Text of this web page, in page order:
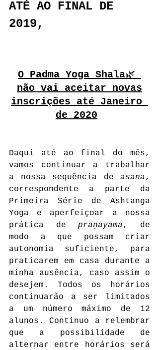
ATÉ AO FINAL DE
2019,
O Padma Yoga Shala🌿
não vai aceitar novas
inscrições até Janeiro
de 2020
Daqui até ao final do mês,
vamos continuar a trabalhar
a nossa sequência de āsana,
correspondente a parte da
Primeira Série de Ashtanga
Yoga e aperfeiçoar a nossa
prática de prāṇāyāma, de
modo a que possam criar
autonomia suficiente, para
praticarem em casa durante a
minha ausência, caso assim o
desejem. Todos os horários
continuarão a ser limitados
a um número máximo de 12
alunos. Continuo a relembrar
que a possibilidade de
alternar entre horários será